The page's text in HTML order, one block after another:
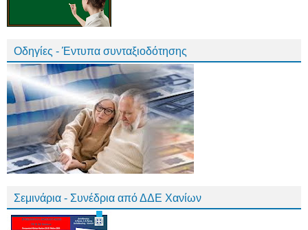
Οδηγίες - Έντυπα συνταξιοδότησης
Σεμινάρια - Συνέδρια από ΔΔΕ Χανίων